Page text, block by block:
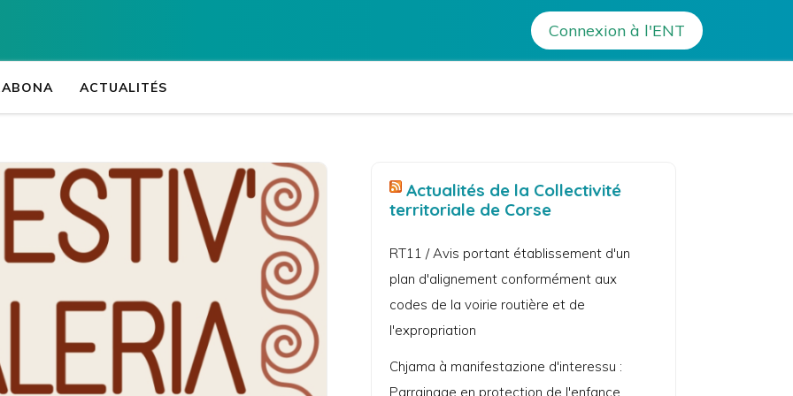
Collège Jean-Félix Orabona – CalviConnexion à l'ENT
ACTUALITÉS
Actualités de la Collectivité
territoriale de Corse
RT11 / Avis portant établissement d'un
plan d'alignement conformément aux
codes de la voirie routière et de
l'expropriation
Chjama à manifestazione d'interessu :
Parrainage en protection de l'enfance.